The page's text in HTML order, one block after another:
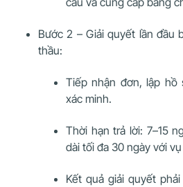
Bước 2 – Giải quyết lần đầu
thầu:
Tiếp nhận đơn, lập
xác minh.
Thời hạn trả lời: 7–15
dài tối đa 30 ngày với
Kết quả giải quyết